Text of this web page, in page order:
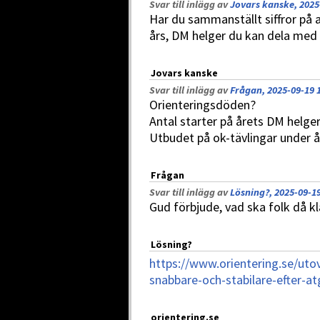
Svar till inlägg avJovars kanske,
Har du sammanställt siffror
års, DM helger du kan dela
Jovars kanske
Svar till inlägg avFrågan, 2025-09-19
Orienteringsdöden?
Antal starter på årets DM
Utbudet på ok-tävlingar under
Frågan
Svar till inlägg avLösning?, 2025-09-
Gud förbjude, vad ska folk då
Lösning?
https://www.orientering.se/
snabbare-och-stabilare-efter-
orientering.se